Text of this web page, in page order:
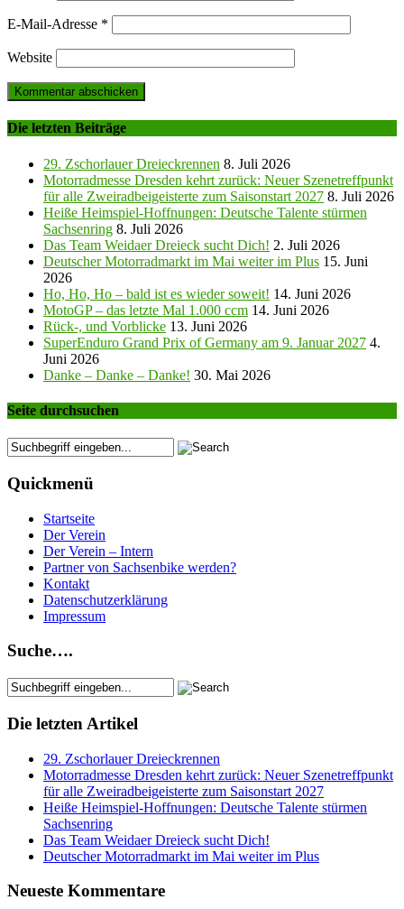
E-Mail-Adresse *
Website
Die letzten Beiträge
29. Zschorlauer Dreieckrennen 8. Juli 2026
Motorradmesse Dresden kehrt zurück: Neuer Szenetreffpunkt
für alle Zweiradbeigeisterte zum Saisonstart 2027 8. Juli 2026
Heiße Heimspiel-Hoffnungen: Deutsche Talente stürmen
Sachsenring 8. Juli 2026
Das Team Weidaer Dreieck sucht Dich! 2. Juli 2026
Deutscher Motorradmarkt im Mai weiter im Plus 15. Juni
2026
Ho, Ho, Ho – bald ist es wieder soweit! 14. Juni 2026
MotoGP – das letzte Mal 1.000 ccm 14. Juni 2026
Rück-, und Vorblicke 13. Juni 2026
SuperEnduro Grand Prix of Germany am 9. Januar 2027 4.
Juni 2026
Danke – Danke – Danke! 30. Mai 2026
Seite durchsuchen
Quickmenü
Startseite
Der Verein
Der Verein – Intern
Partner von Sachsenbike werden?
Kontakt
Datenschutzerklärung
Impressum
Suche….
Die letzten Artikel
29. Zschorlauer Dreieckrennen
Motorradmesse Dresden kehrt zurück: Neuer Szenetreffpunkt
für alle Zweiradbeigeisterte zum Saisonstart 2027
Heiße Heimspiel-Hoffnungen: Deutsche Talente stürmen
Sachsenring
Das Team Weidaer Dreieck sucht Dich!
Deutscher Motorradmarkt im Mai weiter im Plus
Neueste Kommentare